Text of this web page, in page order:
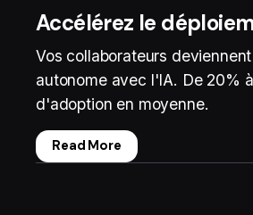
Accélérez le
Vos collaborateurs
autonome avec l'IA. De 20%
d'adoption en moyenne.
Read More